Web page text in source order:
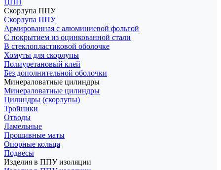
ЦПП
Скорлупа ППУ
Скорлупа ППУ
Армированная с алюминиевой фольгой
С покрытием из оцинкованной стали
В стеклопластиковой оболочке
Хомуты для скорлупы
Полиуретановый клей
Без дополнительной оболочки
Минераловатные цилиндры
Минераловатные цилиндры
Цилиндры (скорлупы)
Тройники
Отводы
Ламельные
Прошивные маты
Опорные кольца
Подвесы
Изделия в ППУ изоляции